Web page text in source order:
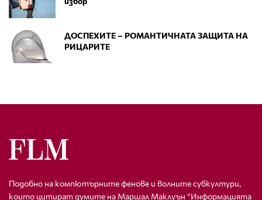
ДОСПЕХИТЕ – РОМАНТИЧНАТА ЗАЩИТА НА
РИЦАРИТЕ
Подобно на компютърните фенове и волните субкултури,
които цитират думите на Маршал Маклуън “Информацията